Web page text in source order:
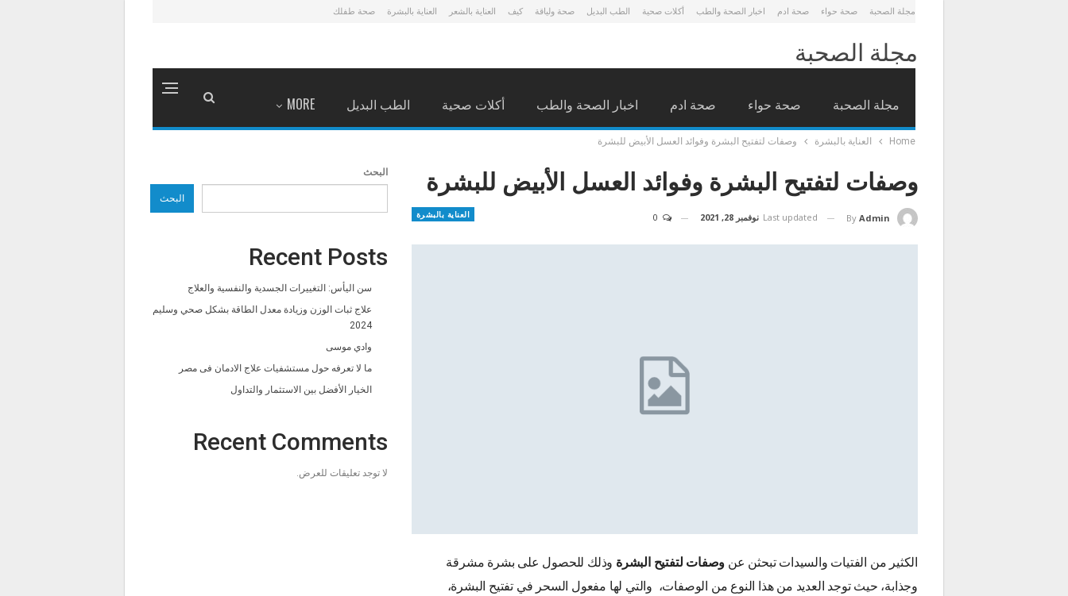
مجلة الصحبة صحة حواء صحة ادم اخبار الصحة والطب أكلات صحية الطب البديل صحة ولياقة كيف العناية بالشعر العناية بالبشرة صحة طفلك
مجلة الصحبة
مجلة الصحبة صحة حواء صحة ادم اخبار الصحة والطب أكلات صحية الطب البديل MORE
Home العناية بالبشرة وصفات لتفتيح البشرة وفوائد العسل الأبيض للبشرة
وصفات لتفتيح البشرة وفوائد العسل الأبيض للبشرة
العناية بالبشرة By Admin
Last updated نوفمبر 28, 2021
الكثير من الفتيات والسيدات تبحثن عن وصفات لتفتيح البشرة وذلك للحصول على بشرة مشرقة
وجذابة، حيث توجد العديد من هذا النوع من الوصفات، والتي لها مفعول السحر في تفتيح البشرة،
البحث
البحث
Recent Posts
سن اليأس: التغييرات الجسدية والنفسية والعلاج
علاج ثبات الوزن وزيادة معدل الطاقة بشكل صحي وسليم
2024
وادي موسى
ما لا تعرفه حول مستشفيات علاج الادمان فى مصر
الخيار الأفضل بين الاستثمار والتداول
Recent Comments
لا توجد تعليقات للعرض.